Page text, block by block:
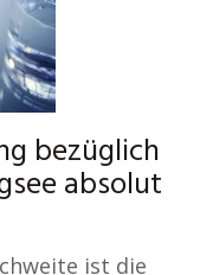
bezüglich
absolut
ist die